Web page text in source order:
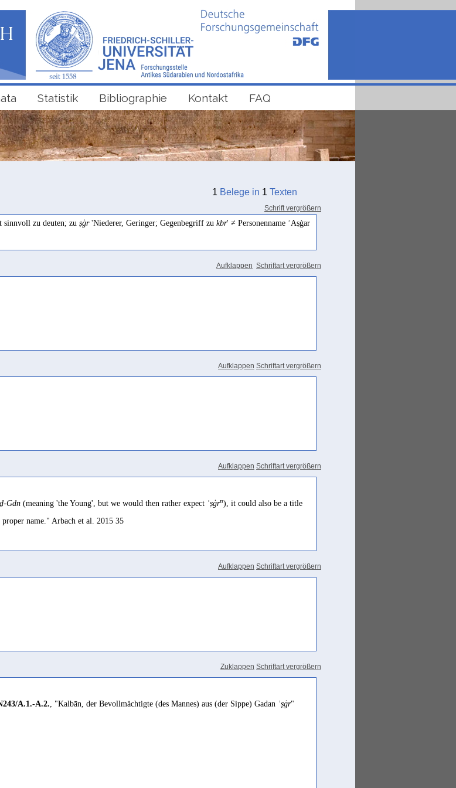
Statistik Bibliographie Kontakt FAQ
1 Belege in 1 Texten
Schrift vergrößern
sinnvoll zu deuten; zu ṣġr'Niederer, Geringer; Gegenbegriff zu kbr' ≠ Personenname ʾAṣġar
Aufklappen Schriftart vergrößern
Aufklappen Schriftart vergrößern
Aufklappen Schriftart vergrößern
ḏ-Gdn (meaning 'the Young', but we would then rather expect ʾṣġrn), it could also be a title
proper name." Arbach et al. 2015 35
Aufklappen Schriftart vergrößern
Zuklappen Schriftart vergrößern
A.1.-A.2., "Kalbān, der Bevollmächtigte (des Mannes) aus (der Sippe) Gadan ʾṣġr"